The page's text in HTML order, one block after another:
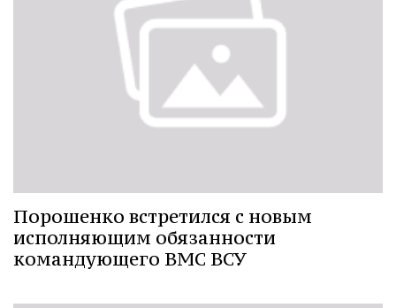
Порошенко встретился с новым
исполняющим обязанности
командующего ВМС ВСУ